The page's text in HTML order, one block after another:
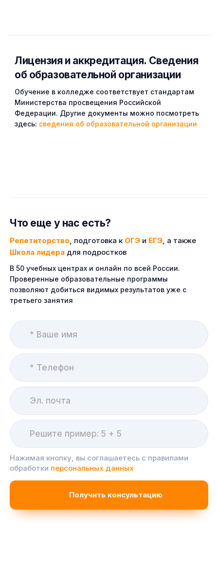
Лицензия и аккредитация. Cведения
об образовательной организации
Обучение в колледже соответствует стандартам
Министерства просвещения Российской
Федерации. Другие документы можно посмотреть
здесь: сведения об образовательной организации
Что еще у нас есть?
Репетиторство, подготовка к ОГЭ и ЕГЭ, а также
Школа лидера для подростков
В 50 учебных центрах и онлайн по всей России.
Проверенные образовательные программы
позволяют добиться видимых результатов уже с
третьего занятия
Нажимая кнопку, вы соглашаетесь с правилами
обработки персональных данных